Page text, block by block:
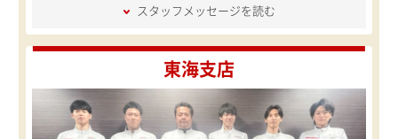
スタッフメッセージを読む
東海支店